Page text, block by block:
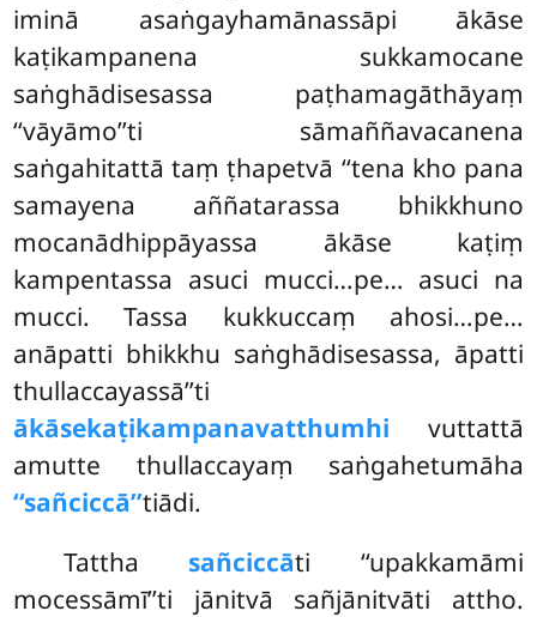
iminā asaṅgayhamānassāpi ākāse
kaṭikampanena sukkamocane
saṅghādisesassa paṭhamagāthāyaṃ
‘‘vāyāmo’’ti sāmaññavacanena
saṅgahitattā taṃ ṭhapetvā ‘‘tena kho pana
samayena aññatarassa bhikkhuno
mocanādhippāyassa ākāse kaṭiṃ
kampentassa asuci mucci…pe… asuci na
mucci. Tassa kukkuccaṃ ahosi…pe…
anāpatti bhikkhu saṅghādisesassa, āpatti
thullaccayassā’’ti
ākāsekaṭikampanavatthumhi vuttattā
amutte thullaccayaṃ saṅgahetumāha
‘‘sañciccā’’tiādi.
Tattha sañciccāti ‘‘upakkamāmi
mocessāmī’’ti jānitvā sañjānitvāti attho.